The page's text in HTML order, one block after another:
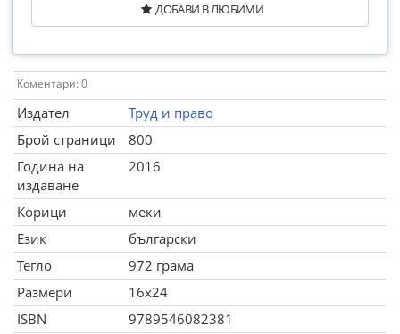
ДОБАВИ В ЛЮБИМИ
Коментари: 0
Издател
Труд и право
Брой страници
800
Година на
издаване
2016
Корици
меки
Език
български
Тегло
972 грама
Размери
16x24
ISBN
9789546082381